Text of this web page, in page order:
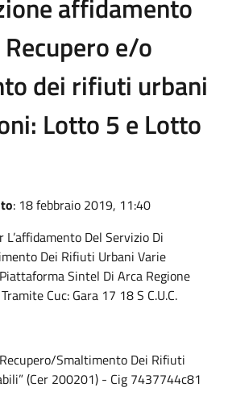
affidamento
e/o
dei rifiuti urbani
Lotto 5 e Lotto
: 18 febbraio 2019, 11:40
Del Servizio Di
Dei Rifiuti Urbani Varie
Sintel Di Arca Regione
Cuc: Gara 17 18 S C.U.C.
Smaltimento Dei Rifiuti
(Cer 200201) - Cig 7437744c81